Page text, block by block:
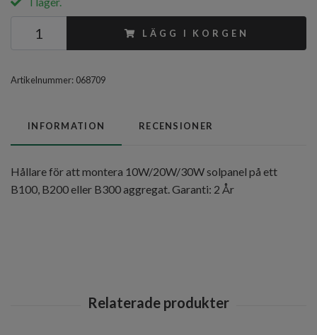
LÄGG I KORGEN
Artikelnummer: 068709
INFORMATION RECENSIONER
Hållare för att montera 10W/20W/30W solpanel på ett
B100, B200 eller B300 aggregat. Garanti: 2 År